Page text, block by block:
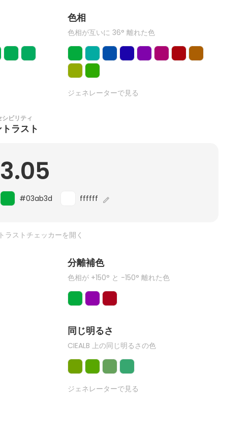
色相
色相が互いに 36° 離れた色
ジェネレーターで見る
シビリティ
ラスト
3.05
#03ab3d ffffff
ラストチェッカーを開く
分離補色
色相が +150° と -150° 離れた色
同じ明るさ
CIEALB 上の同じ明るさの色
ジェネレーターで見る